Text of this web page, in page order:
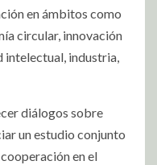
en ámbitos como
circular, innovación
industria,
diálogos sobre
un estudio conjunto
en el